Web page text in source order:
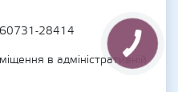
28414
в адміністративній